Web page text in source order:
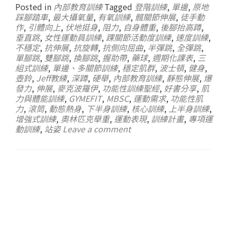
Posted in 內部教育訓練 Tagged 登階訓練, 單邊, 原地
踩腳踏車, 最大攝氧量, 有氧訓練, 髖關節伸展, 徒手動
作, 引體向上, 伏地挺身, 阻力, 自身體重, 後腳抬高蹲,
垂直跳, 女性運動員訓練, 踝關節活動度訓練, 速度訓練,
不穩定, 抗伸展, 抗旋轉, 抗側向屈曲, 半彈跳, 全彈跳,
單腳跳, 雙腳跳, 換腳跳, 握助帶, 藥球, 週期化課表, 三
組式訓練, 單邊、多關節訓練, 穩定肌群, 波士頓, 健身,
壺鈴, Jeff教練, 深蹲, 硬舉, 內部教育訓練, 靜態伸展, 爆
發力, 伸展, 麥克波羅伊, 功能性訓練聖經, 好書分享, 肌
力與體能訓練, GYMEFIT, MBSC, 運動需求, 功能性肌
力, 滾筒, 動態熱身, 下半身訓練, 核心訓練, 上半身訓練,
增強式訓練, 奧林匹克舉重, 運動表現, 訓練計畫, 專項運
動訓練, 站姿 Leave a comment